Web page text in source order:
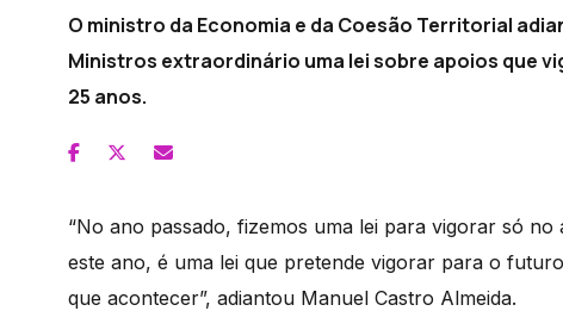
O ministro da Economia e da Coesão Territorial
Ministros extraordinário uma lei sobre apoios que
25 anos.
“No ano passado, fizemos uma lei para vigorar só
este ano, é uma lei que pretende vigorar para o
que acontecer”, adiantou Manuel Castro Almeida.